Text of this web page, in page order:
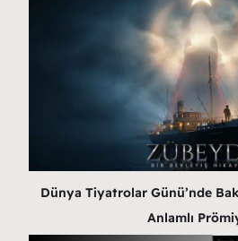
Dünya Tiyatrolar Günü’nde
Anlamlı